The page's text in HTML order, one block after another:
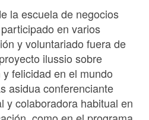
la escuela de negocios
en varios
y voluntariado fuera de
ilussio sobre
felicidad en el mundo
asidua conferenciante
y colaboradora habitual en